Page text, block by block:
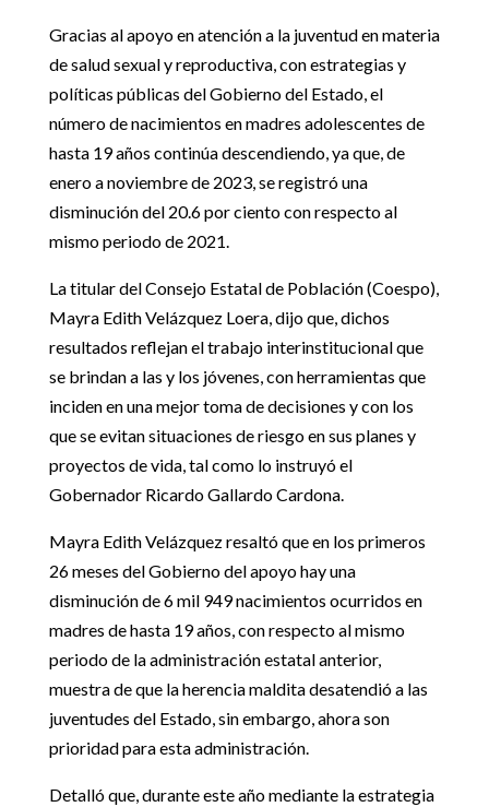
Gracias al apoyo en atención a la juventud en materia
de salud sexual y reproductiva, con estrategias y
políticas públicas del Gobierno del Estado, el
número de nacimientos en madres adolescentes de
hasta 19 años continúa descendiendo, ya que, de
enero a noviembre de 2023, se registró una
disminución del 20.6 por ciento con respecto al
mismo periodo de 2021.
La titular del Consejo Estatal de Población (Coespo),
Mayra Edith Velázquez Loera, dijo que, dichos
resultados reflejan el trabajo interinstitucional que
se brindan a las y los jóvenes, con herramientas que
inciden en una mejor toma de decisiones y con los
que se evitan situaciones de riesgo en sus planes y
proyectos de vida, tal como lo instruyó el
Gobernador Ricardo Gallardo Cardona.
Mayra Edith Velázquez resaltó que en los primeros
26 meses del Gobierno del apoyo hay una
disminución de 6 mil 949 nacimientos ocurridos en
madres de hasta 19 años, con respecto al mismo
periodo de la administración estatal anterior,
muestra de que la herencia maldita desatendió a las
juventudes del Estado, sin embargo, ahora son
prioridad para esta administración.
Detalló que, durante este año mediante la estrategia